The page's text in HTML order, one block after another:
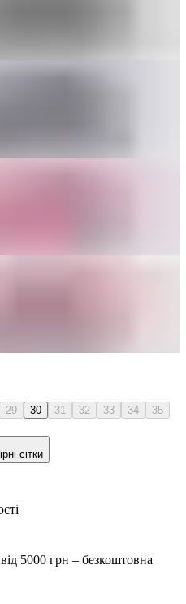
29 30 31 32 33 34
35
сітки
5000 грн – безкоштовна